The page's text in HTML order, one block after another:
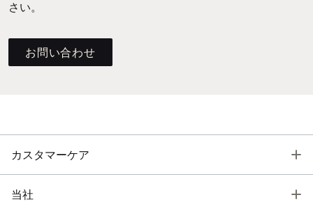
さい。
お問い合わせ
カスタマーケア
当社